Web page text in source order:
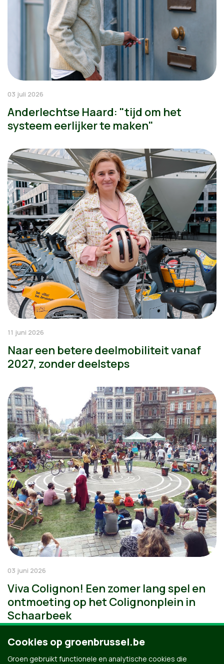
03 juli 2026
Anderlechtse Haard: "tijd om het
systeem eerlijker te maken"
11 juni 2026
Naar een betere deelmobiliteit vanaf
2027, zonder deelsteps
03 juni 2026
Viva Colignon! Een zomer lang spel en
ontmoeting op het Colignonplein in
Schaarbeek
Cookies op groenbrussel.be
Groen gebruikt functionele en analytische cookies die